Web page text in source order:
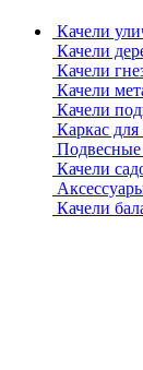
Качели
Качели
Качели
Качели
Качели
Каркас для
Подвесные
Качели
Качели